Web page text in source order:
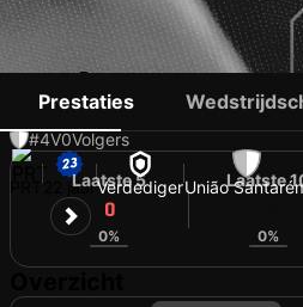
LUÍS
#4V0Volgers
22 jaarVerdedigerUnião
Prestaties
Laatste 5
0
0%
Laatste
0%